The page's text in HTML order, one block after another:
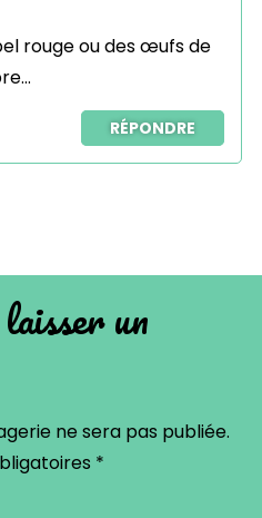
rouge ou des œufs de
RÉPONDRE
un
ne sera pas publiée.
*